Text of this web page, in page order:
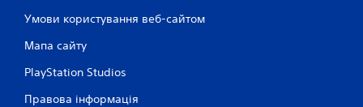
Умови користування веб-сайтом
Мапа сайту
PlayStation Studios
Правова інформація